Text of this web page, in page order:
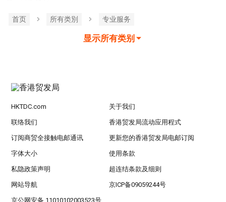
首页 所有类別 专业服务
显示所有类别
HKTDC.com 关于我们
联络我们 香港贸发局流动应用程式
订阅商贸全接触电邮通讯 更新您的香港贸发局电邮订阅
字体大小 使用条款
私隐政策声明 超连结条款及细则
网站导航 京ICP备09059244号
京公网安备 11010102003523号